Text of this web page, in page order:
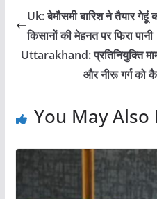
Uk: बेमौसमी बारिश ने तैयार
किसानों की मेहनत पर फिरा पानी
Uttarakhand: प्रतिनियुक्ति
और नीरू गर्ग को
You May Also